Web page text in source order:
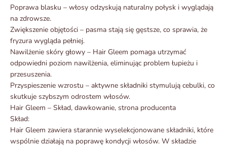
Poprawa blasku – włosy odzyskują naturalny połysk i wyglądają
na zdrowsze.
Zwiększenie objętości – pasma stają się gęstsze, co sprawia, że
fryzura wygląda pełniej.
Nawilżenie skóry głowy – Hair Gleem pomaga utrzymać
odpowiedni poziom nawilżenia, eliminując problem łupieżu i
przesuszenia.
Przyspieszenie wzrostu – aktywne składniki stymulują cebulki, co
skutkuje szybszym odrostem włosów.
Hair Gleem – Skład, dawkowanie, strona producenta
Skład:
Hair Gleem zawiera starannie wyselekcjonowane składniki, które
wspólnie działają na poprawę kondycji włosów. W składzie